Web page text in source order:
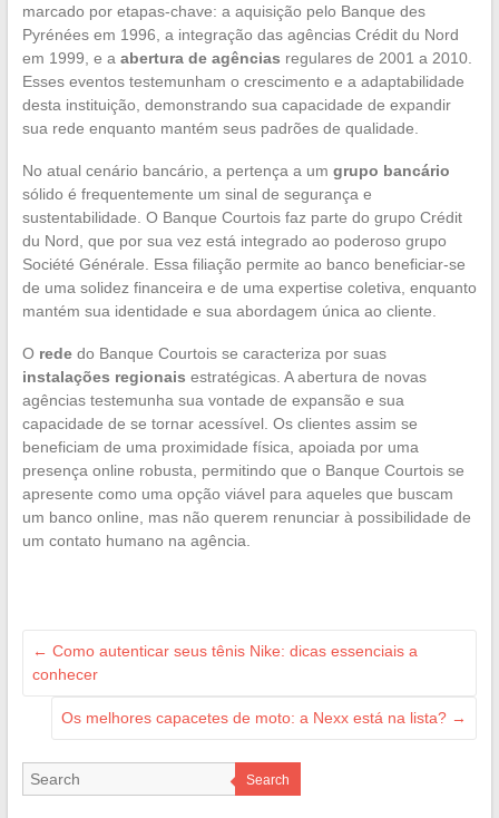
marcado por etapas-chave: a aquisição pelo Banque des
Pyrénées em 1996, a integração das agências Crédit du Nord
em 1999, e a abertura de agências regulares de 2001 a 2010.
Esses eventos testemunham o crescimento e a adaptabilidade
desta instituição, demonstrando sua capacidade de expandir
sua rede enquanto mantém seus padrões de qualidade.
No atual cenário bancário, a pertença a um grupo bancário
sólido é frequentemente um sinal de segurança e
sustentabilidade. O Banque Courtois faz parte do grupo Crédit
du Nord, que por sua vez está integrado ao poderoso grupo
Société Générale. Essa filiação permite ao banco beneficiar-se
de uma solidez financeira e de uma expertise coletiva, enquanto
mantém sua identidade e sua abordagem única ao cliente.
O rededo Banque Courtois se caracteriza por suas
instalações regionais estratégicas. A abertura de novas
agências testemunha sua vontade de expansão e sua
capacidade de se tornar acessível. Os clientes assim se
beneficiam de uma proximidade física, apoiada por uma
presença online robusta, permitindo que o Banque Courtois se
apresente como uma opção viável para aqueles que buscam
um banco online, mas não querem renunciar à possibilidade de
um contato humano na agência.
← Como autenticar seus tênis Nike: dicas essenciais a
conhecer
Os melhores capacetes de moto: a Nexx está na lista? →
Search